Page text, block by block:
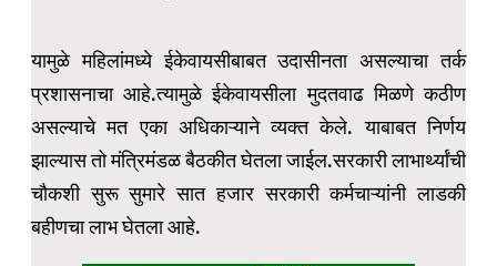
यामुळे महिलांमध्ये ईकेवायसीबाबत उदासीनता असल्याचा तर्क
प्रशासनाचा आहे.त्यामुळे ईकेवायसीला मुदतवाढ मिळणे कठीण
असल्याचे मत एका अधिकाऱ्याने व्यक्त केले. याबाबत निर्णय
झाल्यास तो मंत्रिमंडळ बैठकीत घेतला जाईल.सरकारी लाभार्थ्यांची
चौकशी सुरू सुमारे सात हजार सरकारी कर्मचाऱ्यांनी लाडकी
बहीणचा लाभ घेतला आहे.